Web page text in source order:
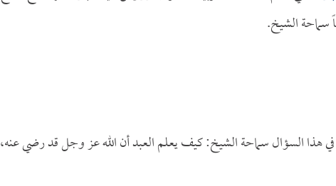
سماحة الشيخ.
هذا السؤال سماحة الشيخ: كيف يعلم العبد أن الله عز وجل قد رضي عنه،